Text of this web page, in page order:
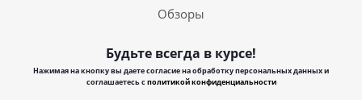
Обзоры
Будьте всегда в курсе!
Нажимая на кнопку вы даете согласие на обработку персональных данных и
соглашаетесь сполитикой конфиденциальности